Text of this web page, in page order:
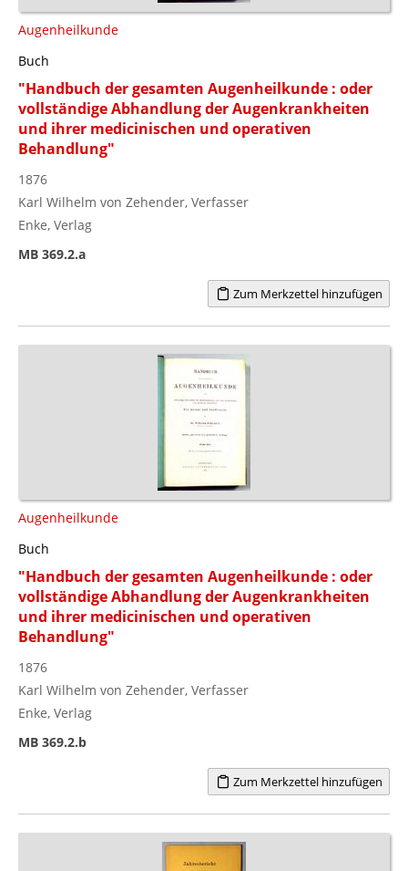
Augenheilkunde
Buch
"Handbuch der gesamten Augenheilkunde : oder
vollständige Abhandlung der Augenkrankheiten
und ihrer medicinischen und operativen
Behandlung"
1876
Karl Wilhelm von Zehender, Verfasser
Enke, Verlag
MB 369.2.a
Zum Merkzettel hinzufügen
Augenheilkunde
Buch
"Handbuch der gesamten Augenheilkunde : oder
vollständige Abhandlung der Augenkrankheiten
und ihrer medicinischen und operativen
Behandlung"
1876
Karl Wilhelm von Zehender, Verfasser
Enke, Verlag
MB 369.2.b
Zum Merkzettel hinzufügen